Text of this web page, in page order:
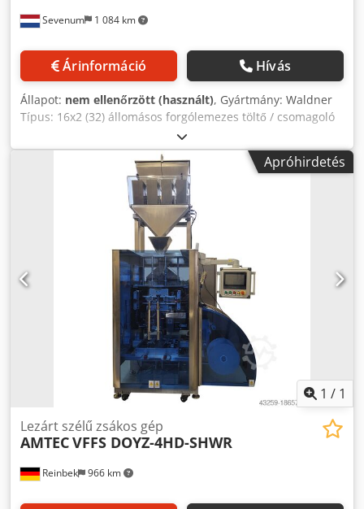
Sevenum 1 084 km
Árinformáció Hívás
Állapot: nem ellenőrzött (használt), Gyártmány: Waldner
Típus: 16x2 (32) állomásos forgólemezes töltő / csomagoló
gép Modell: Dosomat 18 Váz: rozsdamentes acél / fogantyú
Méretek: H x Sz x M = 4050 x 2 000 x 2100 mm Irány:
óramutató járásával megegyezően Kapacitás: 105 x 80 mm
L x Sz x 25/35/55 mm Magasságú műanyag tartályok
Tápellátás: 380 Volt - 50 Hz - 8,55 kW Légnyomás:> 5 bar
Megjegyzés: műszakilag jó elektromos jó, javasoljuk a gép
pneumatikus részének megújítását Credpfx Aijfz Dvkokof
Apróhirdetés
1 / 1
Reinbek 966 km
Lezárt szélű zsákos gép
AMTECVFFS DOYZ-4HD-SHWR